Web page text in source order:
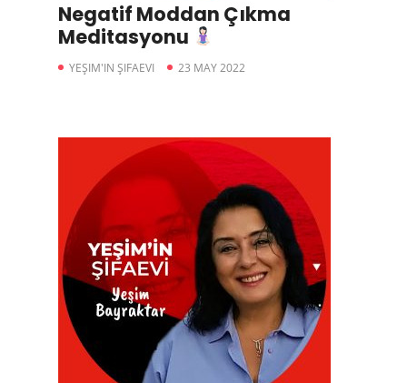
Negatif Moddan Çıkma
Meditasyonu
YEŞIM'IN ŞIFAEVI 23 MAY 2022